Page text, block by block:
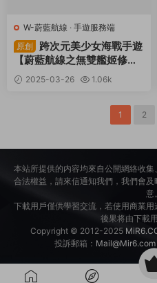
W-蔚藍航線 · 手遊服務端
原創
跨次元美少女海戰手遊
【蔚藍航線之無雙艦姬修複
版】Win一鍵服務端+本地注
冊+安卓蘋果雙端+運營後台
2025-03-26
1.06k
1 2
本站所提供的内容均來自公開網絡收
合法權益，請來信通知我們，我們會
意。
下載用戶僅供學習交流，若使用商業
後果将由下載
Copyright © 2012-2025
投訴郵箱： Mail@Mir6.com